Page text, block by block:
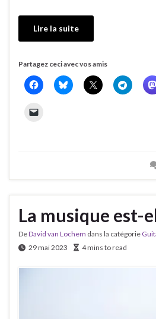
Lire la suite
Partagez ceci avec vos amis
La musique est-
DeDavid van Lochem dans la catégorie
29 mai 2023
4 mins to read